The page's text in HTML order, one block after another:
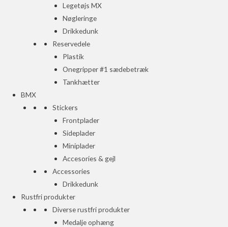
Legetøjs MX
Nøgleringe
Drikkedunk
Reservedele
Plastik
Onegripper #1 sædebetræk
Tankhætter
BMX
Stickers
Frontplader
Sideplader
Miniplader
Accesories & gejl
Accessories
Drikkedunk
Rustfri produkter
Diverse rustfri produkter
Medalje ophæng